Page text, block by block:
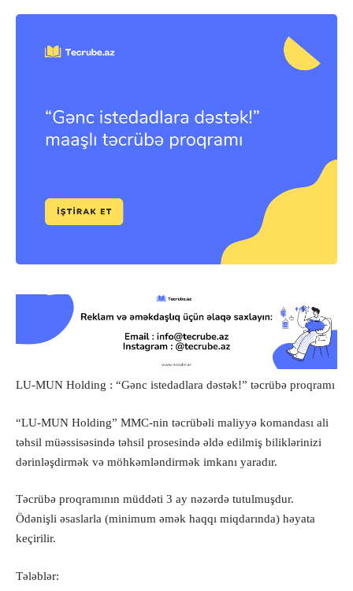
LU-MUN Holding : “Gənc istedadlara dəstək!” təcrübə proqramı
“LU-MUN Holding” MMC-nin təcrübəli maliyyə komandası ali
təhsil müəssisəsində təhsil prosesində əldə edilmiş biliklərinizi
dərinləşdirmək və möhkəmləndirmək imkanı yaradır.
Təcrübə proqramının müddəti 3 ay nəzərdə tutulmuşdur.
Ödənişli əsaslarla (minimum əmək haqqı miqdarında) həyata
keçirilir.
Tələblər: